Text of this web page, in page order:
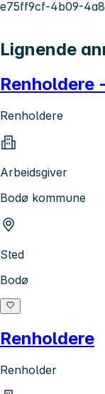
e75ff9cf-4b09-
Lignende
Renholdere
Renholdere
Arbeidsgiver
Bodø kommune
Sted
Bodø
Renholdere
Renholder